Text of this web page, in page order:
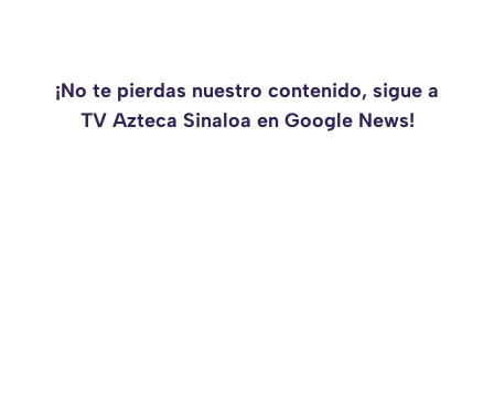
¡No te pierdas nuestro contenido, sigue a
TV Azteca Sinaloa en Google News!